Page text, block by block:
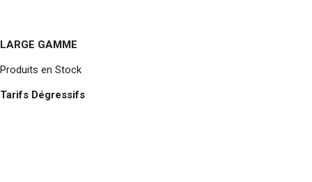
LARGE GAMME
Produits en Stock
Tarifs Dégressifs